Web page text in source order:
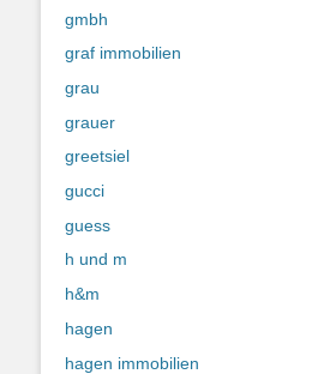
gmbh
graf immobilien
grau
grauer
greetsiel
gucci
guess
h und m
h&m
hagen
hagen immobilien